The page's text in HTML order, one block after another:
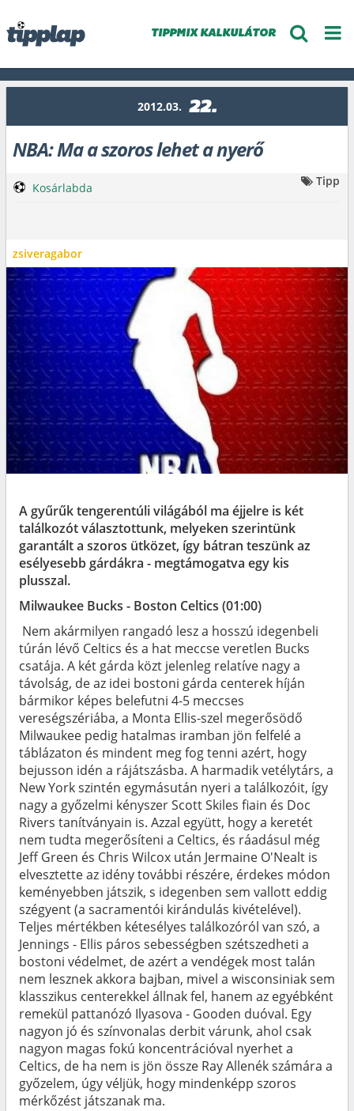
TIPPMIX KALKULÁTOR
2012.03. 22.
NBA: Ma a szoros lehet a nyerő
zsiveragabor
Kosárlabda Tipp
A gyűrűk tengerentúli világából ma éjjelre is két
találkozót választottunk, melyeken szerintünk
garantált a szoros ütközet, így bátran teszünk az
esélyesebb gárdákra - megtámogatva egy kis
plusszal.
Milwaukee Bucks - Boston Celtics (01:00)
Nem akármilyen rangadó lesz a hosszú idegenbeli
túrán lévő Celtics és a hat meccse veretlen Bucks
csatája. A két gárda közt jelenleg relatíve nagy a
távolság, de az idei bostoni gárda centerek híján
bármikor képes belefutni 4-5 meccses
vereségszériába, a Monta Ellis-szel megerősödő
Milwaukee pedig hatalmas iramban jön felfelé a
táblázaton és mindent meg fog tenni azért, hogy
bejusson idén a rájátszásba. A harmadik vetélytárs, a
New York szintén egymásután nyeri a találkozóit, így
nagy a győzelmi kényszer Scott Skiles fiain és Doc
Rivers tanítványain is. Azzal együtt, hogy a keretét
nem tudta megerősíteni a Celtics, és ráadásul még
Jeff Green és Chris Wilcox után Jermaine O'Nealt is
elvesztette az idény további részére, érdekes módon
keményebben játszik, s idegenben sem vallott eddig
szégyent (a sacramentói kirándulás kivételével).
Teljes mértékben kétesélyes találkozóról van szó, a
Jennings - Ellis páros sebességben szétszedheti a
bostoni védelmet, de azért a vendégek most talán
nem lesznek akkora bajban, mivel a wisconsiniak sem
klasszikus centerekkel állnak fel, hanem az egyébként
remekül pattanózó Ilyasova - Gooden duóval. Egy
nagyon jó és színvonalas derbit várunk, ahol csak
nagyon magas fokú koncentrációval nyerhet a
Celtics, de ha nem is jön össze Ray Allenék számára a
győzelem, úgy véljük, hogy mindenképp szoros
mérkőzést játszanak ma.